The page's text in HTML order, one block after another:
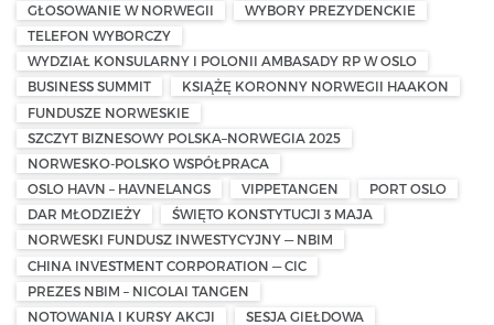
GŁOSOWANIE W NORWEGII
WYBORY PREZYDENCKIE
TELEFON WYBORCZY
WYDZIAŁ KONSULARNY I POLONII AMBASADY RP W OSLO
BUSINESS SUMMIT
KSIĄŻĘ KORONNY NORWEGII HAAKON
FUNDUSZE NORWESKIE
SZCZYT BIZNESOWY POLSKA–NORWEGIA 2025
NORWESKO-POLSKO WSPÓŁPRACA
OSLO HAVN – HAVNELANGS
VIPPETANGEN
PORT OSLO
DAR MŁODZIEŻY
ŚWIĘTO KONSTYTUCJI 3 MAJA
NORWESKI FUNDUSZ INWESTYCYJNY — NBIM
CHINA INVESTMENT CORPORATION — CIC
PREZES NBIM – NICOLAI TANGEN
NOTOWANIA I KURSY AKCJI
SESJA GIEŁDOWA